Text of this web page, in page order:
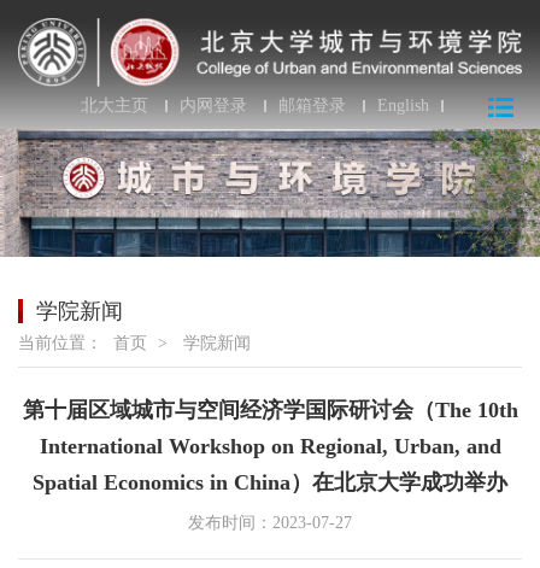
北大主页 内网登录 邮箱登录 English
学院新闻
当前位置： 首页 > 学院新闻
第十届区域城市与空间经济学国际研讨会（The 10th
International Workshop on Regional, Urban, and
Spatial Economics in China）在北京大学成功举办
发布时间：2023-07-27